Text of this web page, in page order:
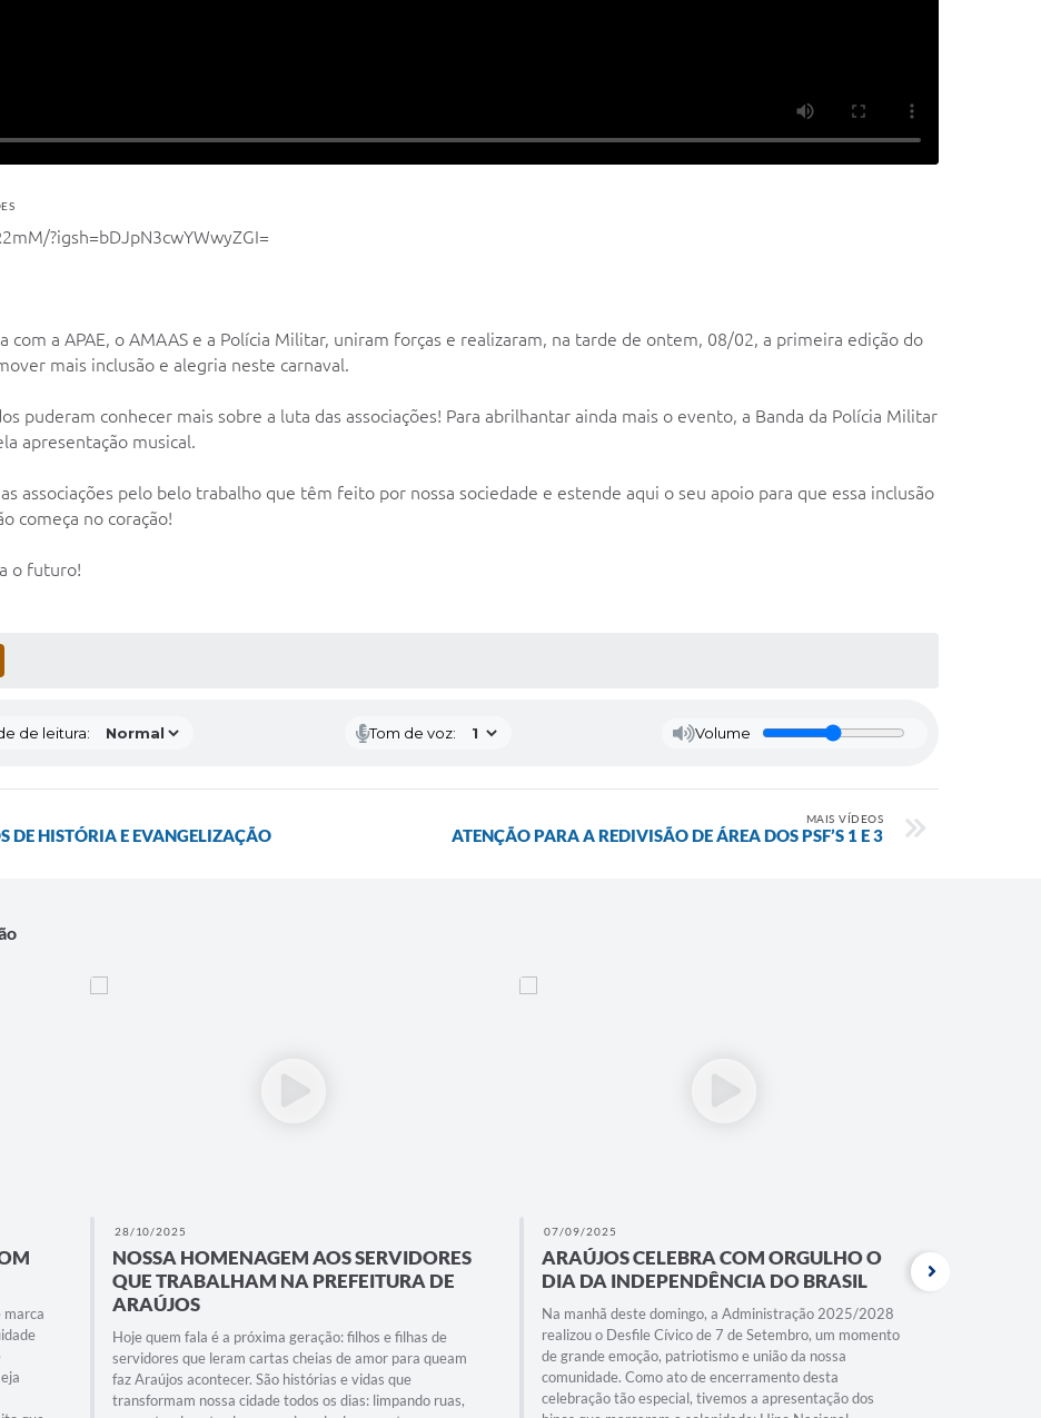
?igsh=bDJpN3cwYWwyZGI=
a APAE, o AMAAS e a Polícia Militar, uniram forças e realizaram, na tarde de ontem, 08/02, a primeira edição do
mais inclusão e alegria neste carnaval.
puderam conhecer mais sobre a luta das associações! Para abrilhantar ainda mais o evento, a Banda da Polícia Militar
apresentação musical.
associações pelo belo trabalho que têm feito por nossa sociedade e estende aqui o seu apoio para que essa inclusão
começa no coração!
o futuro!
de leitura: Tom de voz: Volume
DE HISTÓRIA E EVANGELIZAÇÃO
MAIS VÍDEOS
ATENÇÃO PARA A REDIVISÃO DE ÁREA DOS PSF’S 1 E 3
marca
28/10/2025
NOSSA HOMENAGEM AOS SERVIDORES
QUE TRABALHAM NA PREFEITURA DE
ARAÚJOS
Hoje quem fala é a próxima geração: filhos e filhas de
servidores que leram cartas cheias de amor para queam
faz Araújos acontecer. São histórias e vidas que
transformam nossa cidade todos os dias: limpando ruas,
07/09/2025
ARAÚJOS CELEBRA COM ORGULHO O
DIA DA INDEPENDÊNCIA DO BRASIL
Na manhã deste domingo, a Administração 2025/2028
realizou o Desfile Cívico de 7 de Setembro, um momento
de grande emoção, patriotismo e união da nossa
comunidade. Como ato de encerramento desta
celebração tão especial, tivemos a apresentação dos